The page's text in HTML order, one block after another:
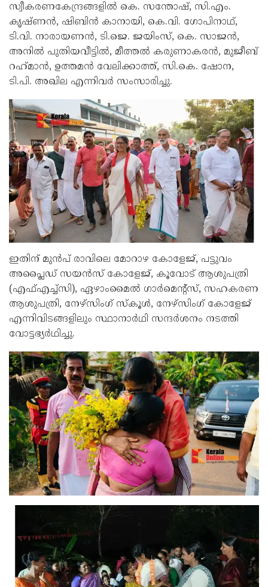
സ്വീകരണകേന്ദ്രങ്ങളിൽ കെ. സന്തോഷ്, സി.എം.
കൃഷ്ണൻ, ഷിബിൻ കാനായി, കെ.വി. ഗോപിനാഥ്,
ടി.വി. നാരായണൻ, ടി.ജെ. ജയിംസ്, കെ. സാജൻ,
അനിൽ പുതിയവീട്ടിൽ, മീത്തൽ കരുണാകരൻ, മുജീബ്
റഹ്‌മാൻ, ഉത്തമൻ വേലിക്കാത്ത്, സി.കെ. ഷോന,
ടി.പി. അഖില എന്നിവർ സംസാരിച്ചു.
ഇതിന് മുൻപ് രാവിലെ മോറാഴ കോളേജ്, പട്ടുവം
അപ്ലൈഡ് സയൻസ് കോളേജ്, കൂവോട് ആശുപത്രി
(എഫ്‌എച്ച്‌സി), ഏഴാംമൈൽ ഗാർമെന്റ്സ്, സഹകരണ
ആശുപത്രി, നേഴ്‌സിംഗ് സ്കൂൾ, നേഴ്‌സിംഗ് കോളേജ്
എന്നിവിടങ്ങളിലും സ്ഥാനാർഥി സന്ദർശനം നടത്തി
വോട്ടഭ്യർഥിച്ചു.